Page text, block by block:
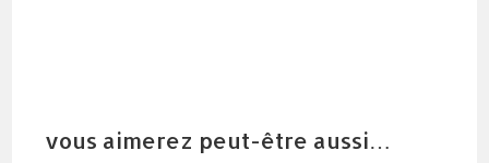
vous aimerez peut-être aussi…